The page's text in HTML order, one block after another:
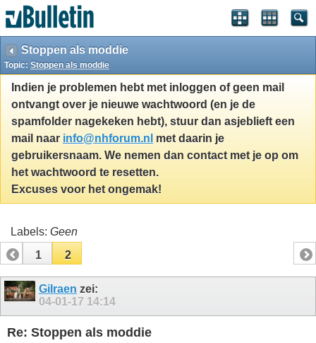
Stoppen als moddie
Topic: Stoppen als moddie
Indien je problemen hebt met inloggen of geen mail
ontvangt over je nieuwe wachtwoord (en je de
spamfolder nagekeken hebt), stuur dan asjeblieft een
mail naar info@nhforum.nl met daarin je
gebruikersnaam. We nemen dan contact met je op om
het wachtwoord te resetten.
Excuses voor het ongemak!
Labels: Geen
1
2
Gilraen zei:
04-01-17 14:14
Re: Stoppen als moddie